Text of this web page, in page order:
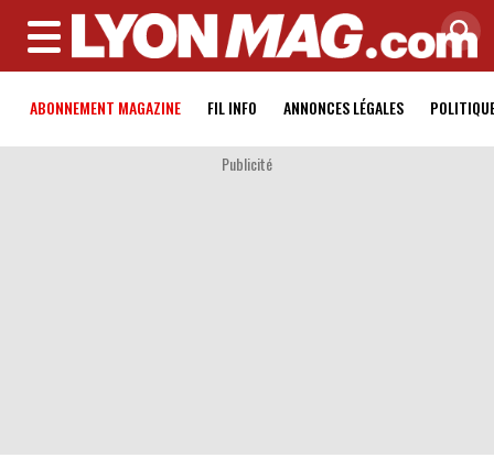
MENU
ABONNEMENT MAGAZINE FIL INFO ANNONCES LÉGALES
Publicité